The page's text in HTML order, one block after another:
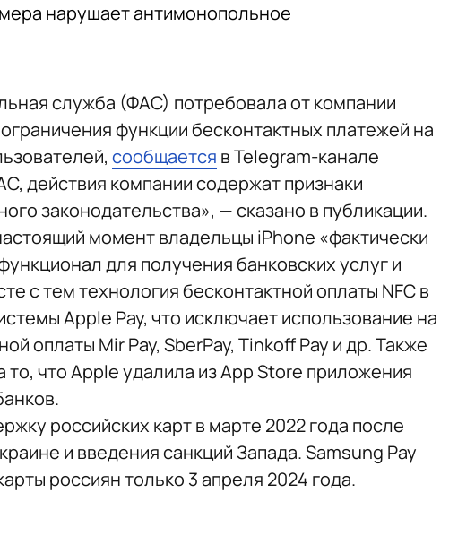
нарушает антимонопольное
служба (ФАС) потребовала от компании
функции бесконтактных платежей на
сообщается в Telegram-канале
действия компании содержат признаки
законодательства», — сказано в публикации.
момент владельцы iPhone «фактически
для получения банковских услуг и
с тем технология бесконтактной оплаты NFC в
Apple Pay, что исключает использование на
оплаты Mir Pay, SberPay, Tinkoff Pay и др. Также
что Apple удалила из App Store приложения
российских карт в марте 2022 года после
и введения санкций Запада. Samsung Pay
россиян только 3 апреля 2024 года.